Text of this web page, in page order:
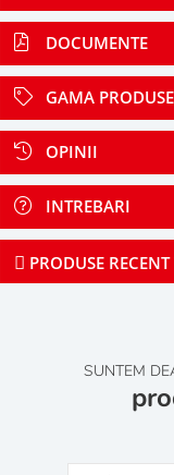
DOCUMENTE
GAMA PRODUSE
OPINII
INTREBARI
PRODUSE
SUNTEM